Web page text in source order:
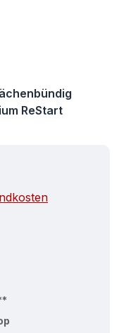
ReStart